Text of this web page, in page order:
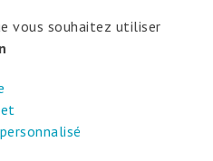
vous souhaitez utiliser